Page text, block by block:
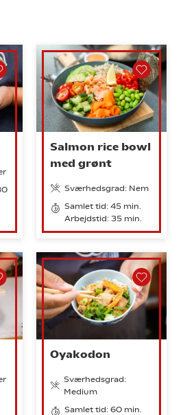
Salmon rice bowl
med grønt
Sværhedsgrad: Nem
Samlet tid: 45 min.
Arbejdstid: 35 min.
Oyakodon
Sværhedsgrad:
Medium
Samlet tid: 60 min.